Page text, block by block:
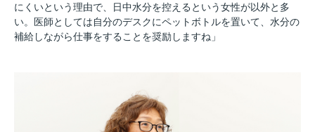
にくいという理由で、日中水分を控えるという女性が以外と多
い。医師としては自分のデスクにペットボトルを置いて、水分の
補給しながら仕事をすることを奨励しますね」